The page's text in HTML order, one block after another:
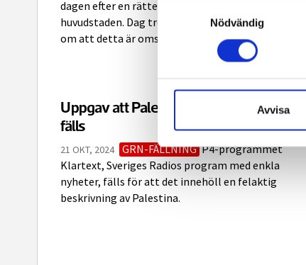
Nödvändig
Avvisa
dagen efter en rättelse där Jerusalem uppgavs vara
huvudstaden. Dag tre sände Ekot en andra rättelse
om att detta är omstritt.
Uppgav att Palestina ligger inne i Israel –
fälls
21 OKT, 2024 GRN-FÄLLNING P4-programmet
Klartext, Sveriges Radios program med enkla
nyheter, fälls för att det innehöll en felaktig
beskrivning av Palestina.